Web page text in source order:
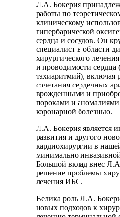
Л.А. Бокерия
работы по
клиническому
гипербарической
сердца и сосудов. Он
специалист в области
хирургического
и проводимости сердца
тахиаритмий), включая
сочетания сердечных
врожденными и
пороками и аномалиями
коронарной болезнью.
Л.А. Бокерия является
развития и другого
кардиохирургии в
минимально
Большой вклад внес
решение проблемы
лечения ИБС.
Велика роль Л.А.
новых подходов к